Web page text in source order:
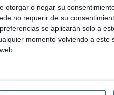
otorgar o negar su
no requerir de su
se aplicarán solo a
momento volviendo a
Bugao Hugo Ruiz (1
personalidades de la
en las cocinas podrá